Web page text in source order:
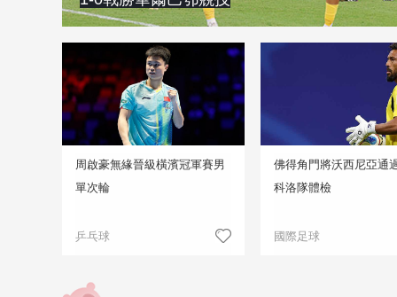
周啟豪無緣晉級橫濱冠軍賽男
單次輪
乒乓球
佛得角門將沃西尼亞通
科洛隊體檢
國際足球